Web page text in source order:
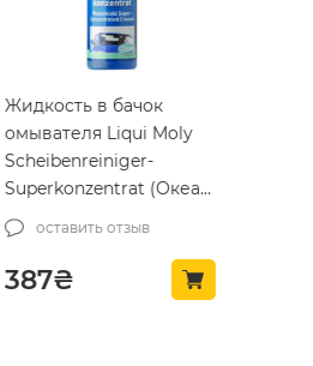
Жидкость в бачок
омывателя Liqui Moly
Scheibenreiniger-
Superkonzentrat (Океан)
0.25л. (21708-lm)
оставить отзыв
387₴